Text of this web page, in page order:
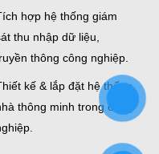
hợp hệ thống giám
thu nhập dữ liệu,
thông công nghiệp.
kế & lắp đặt hệ thống
thông minh trong công